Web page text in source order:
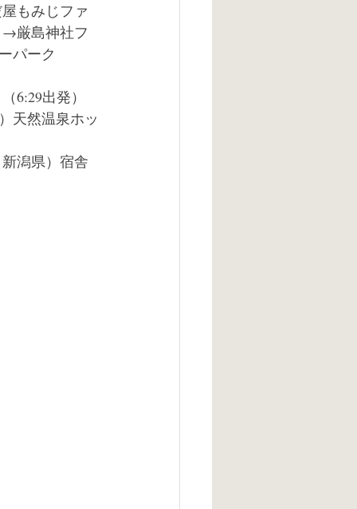
もみじファ
→厳島神社フ
パーク
6:29出発）
天然温泉ホッ
潟県）宿舎